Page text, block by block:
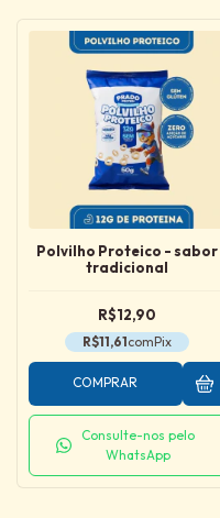
Polvilho Proteico - sabor
tradicional
R$12,90
R$11,61comPix
COMPRAR
Consulte-nos pelo
WhatsApp